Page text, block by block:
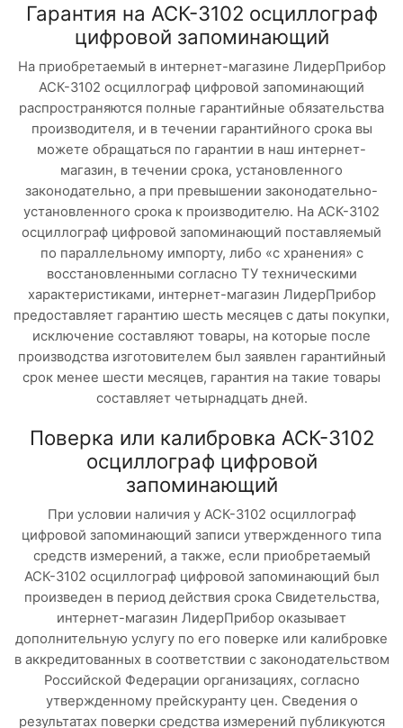
Гарантия на АСК-3102 осциллограф
цифровой запоминающий
На приобретаемый в интернет-магазине ЛидерПрибор
АСК-3102 осциллограф цифровой запоминающий
распространяются полные гарантийные обязательства
производителя, и в течении гарантийного срока вы
можете обращаться по гарантии в наш интернет-
магазин, в течении срока, установленного
законодательно, а при превышении законодательно-
установленного срока к производителю. На АСК-3102
осциллограф цифровой запоминающий поставляемый
по параллельному импорту, либо «с хранения» с
восстановленными согласно ТУ техническими
характеристиками, интернет-магазин ЛидерПрибор
предоставляет гарантию шесть месяцев с даты покупки,
исключение составляют товары, на которые после
производства изготовителем был заявлен гарантийный
срок менее шести месяцев, гарантия на такие товары
составляет четырнадцать дней.
Поверка или калибровка АСК-3102
осциллограф цифровой
запоминающий
При условии наличия у АСК-3102 осциллограф
цифровой запоминающий записи утвержденного типа
средств измерений, а также, если приобретаемый
АСК-3102 осциллограф цифровой запоминающий был
произведен в период действия срока Свидетельства,
интернет-магазин ЛидерПрибор оказывает
дополнительную услугу по его поверке или калибровке
в аккредитованных в соответствии с законодательством
Российской Федерации организациях, согласно
утвержденному прейскуранту цен. Сведения о
результатах поверки средства измерений публикуются